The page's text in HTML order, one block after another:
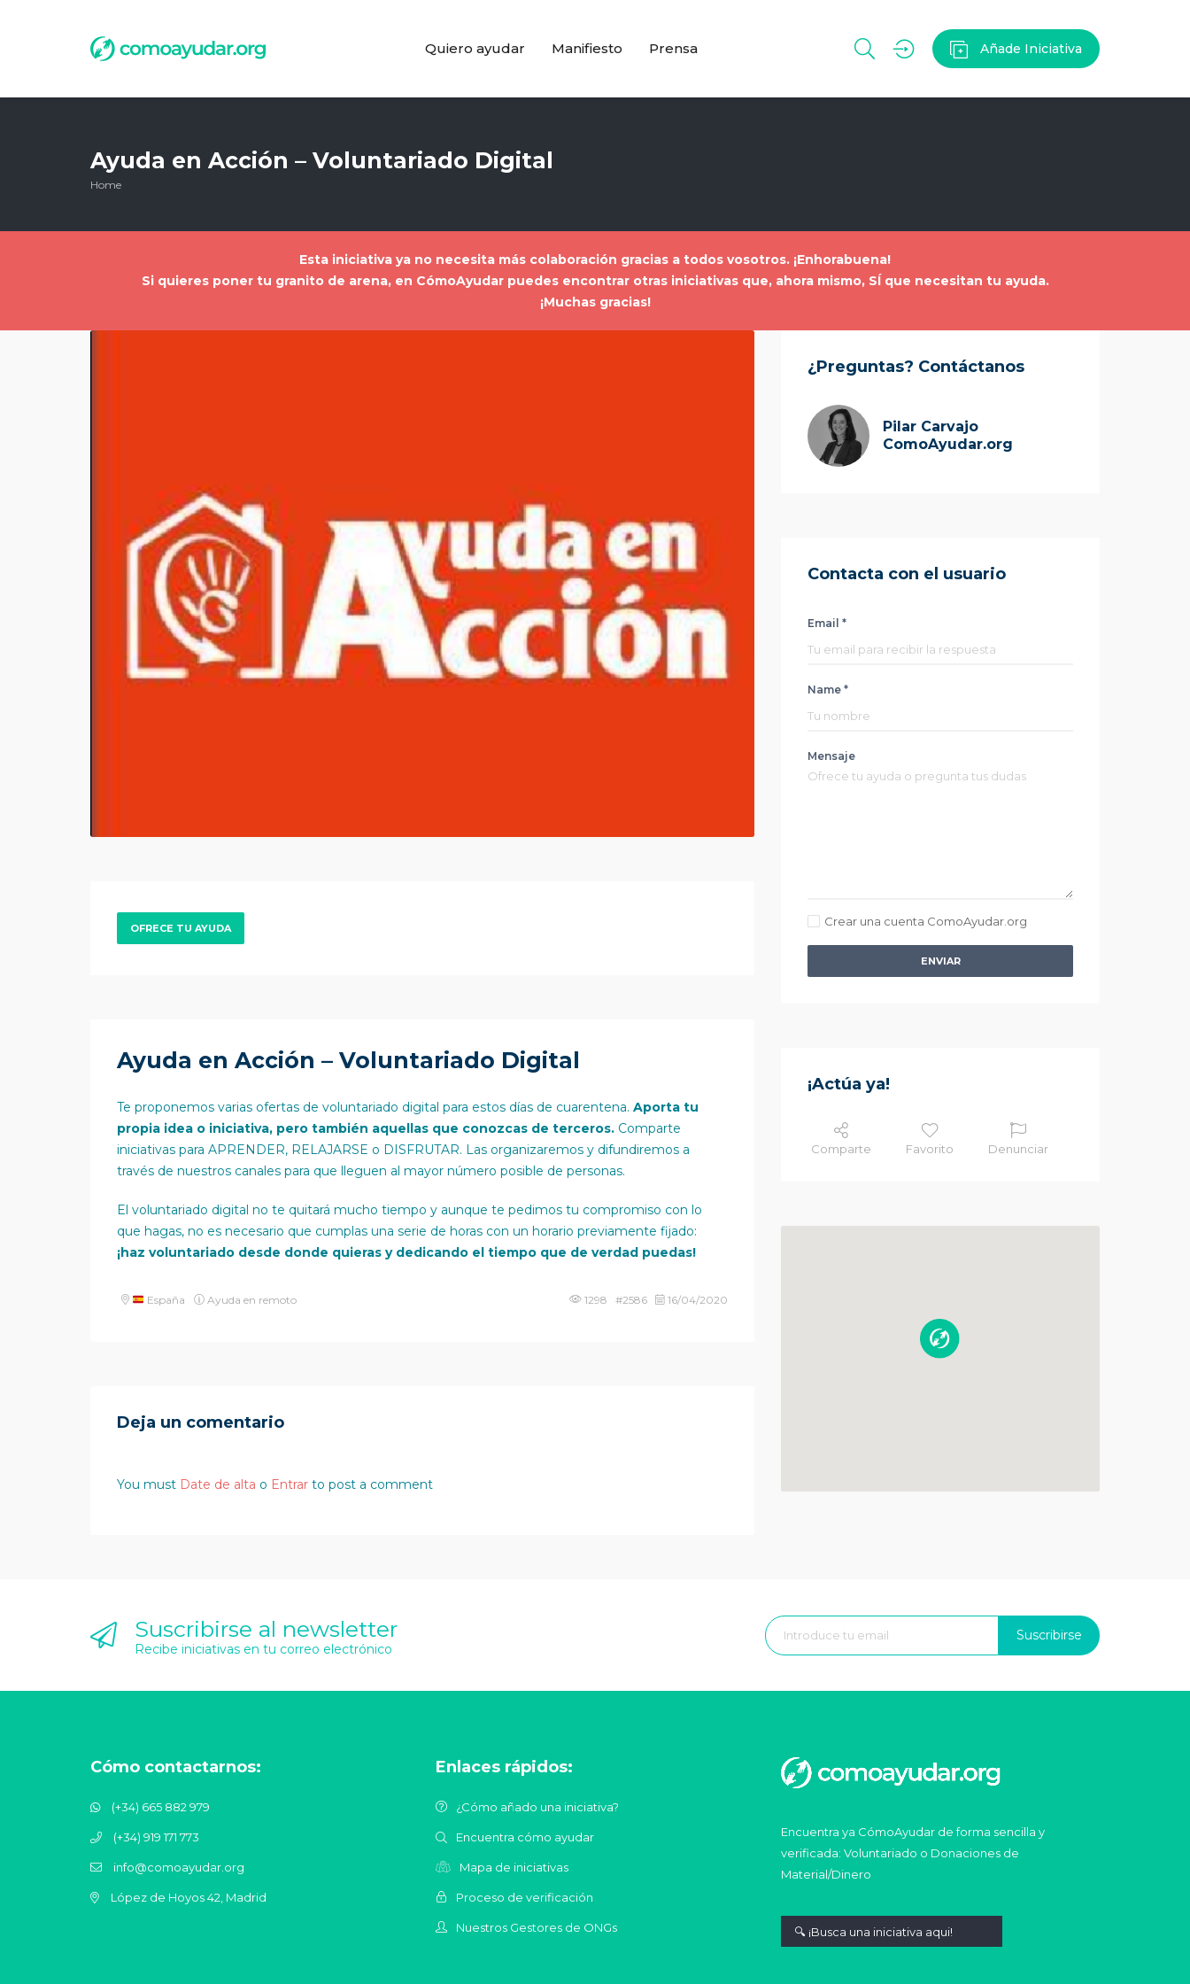
Quiero ayudar Manifiesto Prensa Añade Iniciativa
Ayuda en Acción – Voluntariado Digital
Home
Esta iniciativa ya no necesita más colaboración gracias a todos vosotros. ¡Enhorabuena!
Si quieres poner tu granito de arena, en CómoAyudar puedes encontrar otras iniciativas que, ahora mismo, SÍ que necesitan tu ayuda.
¡Muchas gracias!
OFRECE TU AYUDA
Ayuda en Acción – Voluntariado Digital
Te proponemos varias ofertas de voluntariado digital para estos días de cuarentena. Aporta tu
propia idea o iniciativa, pero también aquellas que conozcas de terceros. Comparte
iniciativas para APRENDER, RELAJARSE o DISFRUTAR. Las organizaremos y difundiremos a
través de nuestros canales para que lleguen al mayor número posible de personas.
El voluntariado digital no te quitará mucho tiempo y aunque te pedimos tu compromiso con lo
que hagas, no es necesario que cumplas una serie de horas con un horario previamente fijado:
¡haz voluntariado desde donde quieras y dedicando el tiempo que de verdad puedas!
España Ayuda en remoto 1298 #2586 16/04/2020
Deja un comentario
You must Date de alta o Entrar to post a comment
¿Preguntas? Contáctanos
Pilar Carvajo
ComoAyudar.org
Contacta con el usuario
Email *
Name *
Mensaje
Crear una cuenta ComoAyudar.org
ENVIAR
¡Actúa ya!
Comparte Favorito Denunciar
Suscribirse al newsletter
Recibe iniciativas en tu correo electrónico
Suscribirse
Cómo contactarnos:
(+34) 665 882 979
(+34) 919 171 773
info@comoayudar.org
López de Hoyos 42, Madrid
Enlaces rápidos:
¿Cómo añado una iniciativa?
Encuentra cómo ayudar
Mapa de iniciativas
Proceso de verificación
Nuestros Gestores de ONGs
Encuentra ya CómoAyudar de forma sencilla y
verificada: Voluntariado o Donaciones de
Material/Dinero